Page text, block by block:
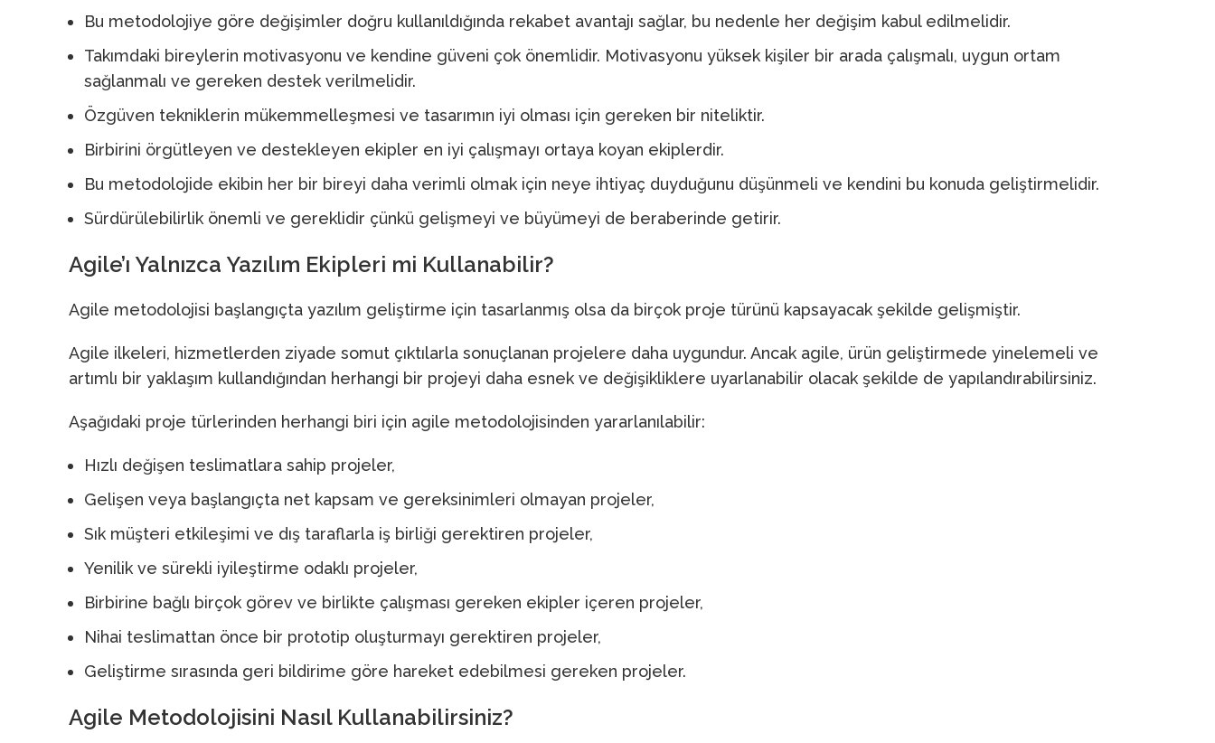
Bu metodolojiye göre değişimler doğru kullanıldığında rekabet avantajı sağlar, bu nedenle her değişim kabul edilmelidir.
Takımdaki bireylerin motivasyonu ve kendine güveni çok önemlidir. Motivasyonu yüksek kişiler bir arada çalışmalı, uygun ortam
sağlanmalı ve gereken destek verilmelidir.
Özgüven tekniklerin mükemmelleşmesi ve tasarımın iyi olması için gereken bir niteliktir.
Birbirini örgütleyen ve destekleyen ekipler en iyi çalışmayı ortaya koyan ekiplerdir.
Bu metodolojide ekibin her bir bireyi daha verimli olmak için neye ihtiyaç duyduğunu düşünmeli ve kendini bu konuda geliştirmelidir.
Sürdürülebilirlik önemli ve gereklidir çünkü gelişmeyi ve büyümeyi de beraberinde getirir.
Agile’ı Yalnızca Yazılım Ekipleri mi Kullanabilir?
Agile metodolojisi başlangıçta yazılım geliştirme için tasarlanmış olsa da birçok proje türünü kapsayacak şekilde gelişmiştir.
Agile ilkeleri, hizmetlerden ziyade somut çıktılarla sonuçlanan projelere daha uygundur. Ancak agile, ürün geliştirmede yinelemeli ve
artımlı bir yaklaşım kullandığından herhangi bir projeyi daha esnek ve değişikliklere uyarlanabilir olacak şekilde de yapılandırabilirsiniz.
Aşağıdaki proje türlerinden herhangi biri için agile metodolojisinden yararlanılabilir:
Hızlı değişen teslimatlara sahip projeler,
Gelişen veya başlangıçta net kapsam ve gereksinimleri olmayan projeler,
Sık müşteri etkileşimi ve dış taraflarla iş birliği gerektiren projeler,
Yenilik ve sürekli iyileştirme odaklı projeler,
Birbirine bağlı birçok görev ve birlikte çalışması gereken ekipler içeren projeler,
Nihai teslimattan önce bir prototip oluşturmayı gerektiren projeler,
Geliştirme sırasında geri bildirime göre hareket edebilmesi gereken projeler.
Agile Metodolojisini Nasıl Kullanabilirsiniz?